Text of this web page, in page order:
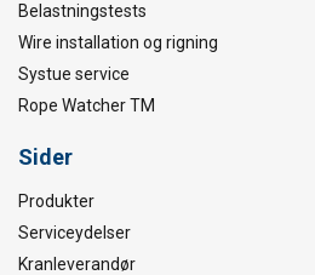
Belastningstests
Wire installation og rigning
Systue service
Rope Watcher TM
Sider
Produkter
Serviceydelser
Kranleverandør